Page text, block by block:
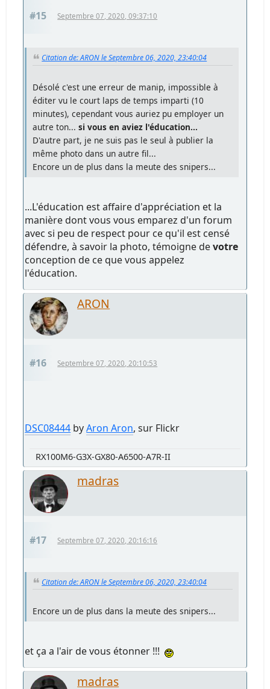
#15 Septembre 07, 2020, 09:37:10
Citation de: ARON le Septembre 06, 2020, 23:40:04
Désolé c'est une erreur de manip, impossible à
éditer vu le court laps de temps imparti (10
minutes), cependant vous auriez pu employer un
autre ton...si vous en aviez l'éducation...
D'autre part, je ne suis pas le seul à publier la
même photo dans un autre fil...
Encore un de plus dans la meute des snipers...
...L'éducation est affaire d'appréciation et la
manière dont vous vous emparez d'un forum
avec si peu de respect pour ce qu'il est censé
défendre, à savoir la photo, témoigne devotre
conception de ce que vous appelez
l'éducation.
ARON
#16 Septembre 07, 2020, 20:10:53
DSC08444 byAron Aron, sur Flickr
RX100M6-G3X-GX80-A6500-A7R-II
madras
#17 Septembre 07, 2020, 20:16:16
Citation de: ARON le Septembre 06, 2020, 23:40:04
Encore un de plus dans la meute des snipers...
et ça a l'air de vous étonner !!!
madras